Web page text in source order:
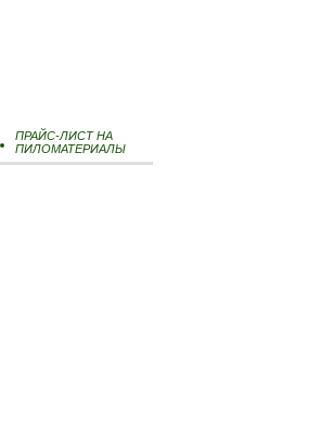
ПРАЙС-ЛИСТ НА
ПИЛОМАТЕРИАЛЫ